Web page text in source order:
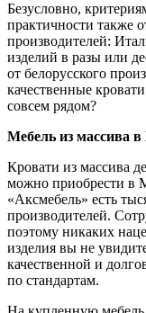
Безусловно,
практичности также
производителей:
изделий в разы или
от белорусского
качественные
совсем рядом?
Мебель из массива
Кровати из массива
можно приобрести в
«Аксмебель» есть
производителей.
поэтому никаких
изделия вы не
качественной и
по стандартам.